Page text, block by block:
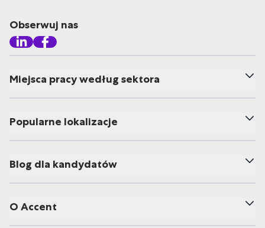
Obserwuj nas
Miejsca pracy według sektora
Popularne lokalizacje
Blog dla kandydatów
O Accent